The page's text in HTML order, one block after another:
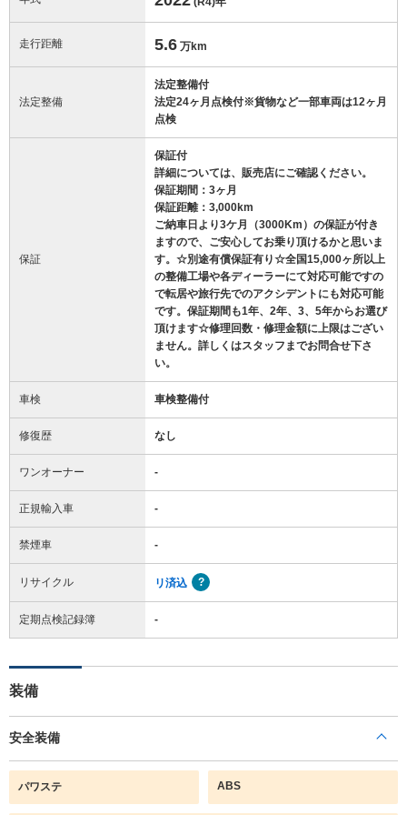
走行距離 5.6 万km
法定整備
法定整備付
法定24ヶ月点検付※貨物など一部車両は12ヶ月
点検
保証
保証付
詳細については、販売店にご確認ください。
保証期間：3ヶ月
保証距離：3,000km
ご納車日より3ケ月（3000Km）の保証が付き
ますので、ご安心してお乗り頂けるかと思いま
す。☆別途有償保証有り☆全国15,000ヶ所以上
の整備工場や各ディーラーにて対応可能ですの
で転居や旅行先でのアクシデントにも対応可能
です。保証期間も1年、2年、3、5年からお選び
頂けます☆修理回数・修理金額に上限はござい
ません。詳しくはスタッフまでお問合せ下さ
い。
車検 車検整備付
修復歴 なし
ワンオーナー -
正規輸入車 -
禁煙車 -
リサイクル リ済込
定期点検記録簿 -
装備
安全装備
パワステ ABS